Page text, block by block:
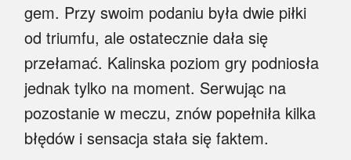
gem. Przy swoim podaniu była dwie piłki
od triumfu, ale ostatecznie dała się
przełamać. Kalinska poziom gry podniosła
jednak tylko na moment. Serwując na
pozostanie w meczu, znów popełniła kilka
błędów i sensacja stała się faktem.